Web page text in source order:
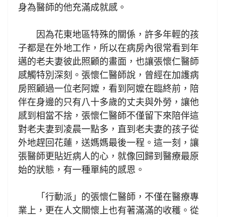
身為醫師的他充滿成就感。
因為花東地區特殊的關係，許多年輕的孩
子都是在外地工作，所以在病房內很常看到年
邁的老夫妻彼此照顧的畫面，也讓張懷仁醫師
感觸特別深刻。張懷仁醫師說，曾經在加護病
房照顧過一位老阿嬤，看到阿嬤在臨終前，陪
伴在身邊的只有八十多歲的丈夫與外勞，讓他
感到相當不捨，張懷仁醫師不僅留下來陪伴這
對老夫妻到凌晨一點多，直到老夫妻的孩子從
外地趕回花蓮，送媽媽最後一程。這一刻，讓
張醫師更貼近病人的心，就像回歸到醫療最原
始的狀態，有一種單純的感恩。
「行動派」的張懷仁醫師，不僅在醫療專
業上，更在人文關懷上也有著滿滿的收穫。從